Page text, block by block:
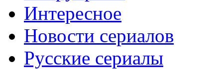
Интересное
Новости сериалов
Русские сериалы